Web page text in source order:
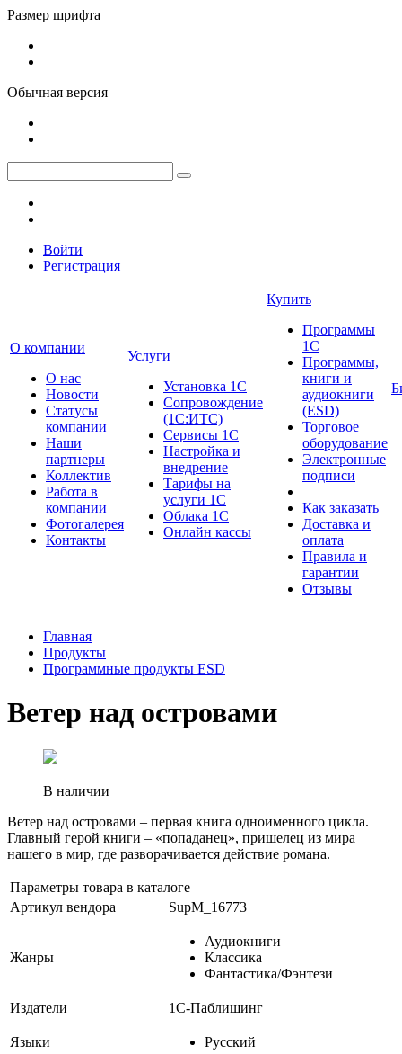
Размер шрифта
Обычная версия
Войти
Регистрация
О компании
О нас
Новости
Cтатусы
компании
Наши
партнеры
Коллектив
Работа в
компании
Фотогалерея
Контакты
Услуги
Установка 1С
Сопровождение
(1С:ИТС)
Сервисы 1С
Настройка и
внедрение
Тарифы на
услуги 1С
Облака 1С
Онлайн кассы
Купить
Программы
1С
Программы,
книги и
аудиокниги
(ESD)
Торговое
оборудование
Электронные
подписи
Как заказать
Доставка и
оплата
Правила и
гарантии
Отзывы
Главная
Продукты
Программные продукты ESD
Ветер над островами
В наличии
Ветер над островами – первая книга одноименного цикла.
Главный герой книги – «попаданец», пришелец из мира
нашего в мир, где разворачивается действие романа.
Параметры товара в каталоге
Артикул вендора
SupM_16773
Жанры
Аудиокниги
Классика
Фантастика/Фэнтези
Издатели 1С-Паблишинг
Языки Русский